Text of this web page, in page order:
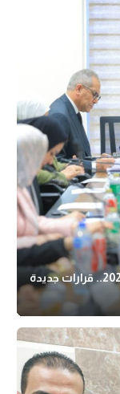
إعفاء من الكشف الطبي ومهلة حتى نهاية 2026.. قرارات جديدة